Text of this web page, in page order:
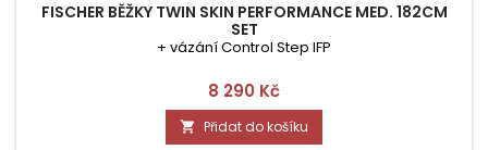
FISCHER BĚŽKY TWIN SKIN PERFORMANCE MED. 182CM
SET
+ vázání Control Step IFP
Cena
8 290 Kč
 Přidat do košíku